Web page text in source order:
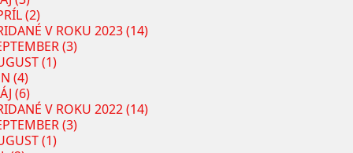
(2)
V ROKU 2023 (14)
(3)
(1)
(4)
(6)
V ROKU 2022 (14)
(3)
(1)